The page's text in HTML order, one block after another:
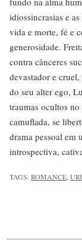
idiossincrasias e
vida e morte, fé e
generosidade.
contra cânceres
devastador e
do seu alter ego,
traumas ocultos no
camuflada, se
drama pessoal em
introspectiva,
TAGS:ROMANCE